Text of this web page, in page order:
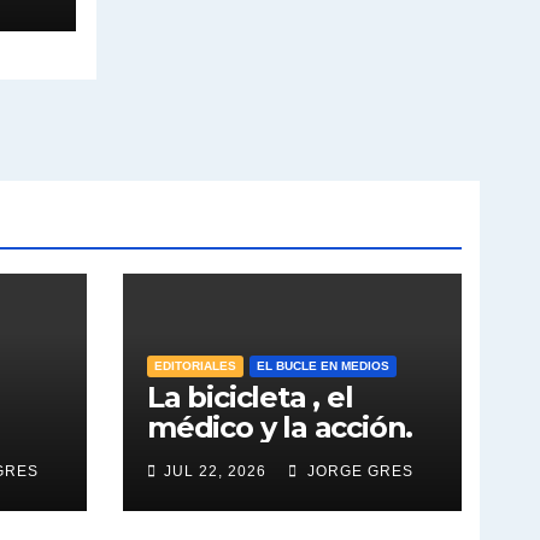
EDITORIALES EL BUCLE EN MEDIOS
La bicicleta , el
médico y la acción.
JUL 22, 2026 JORGE GRES